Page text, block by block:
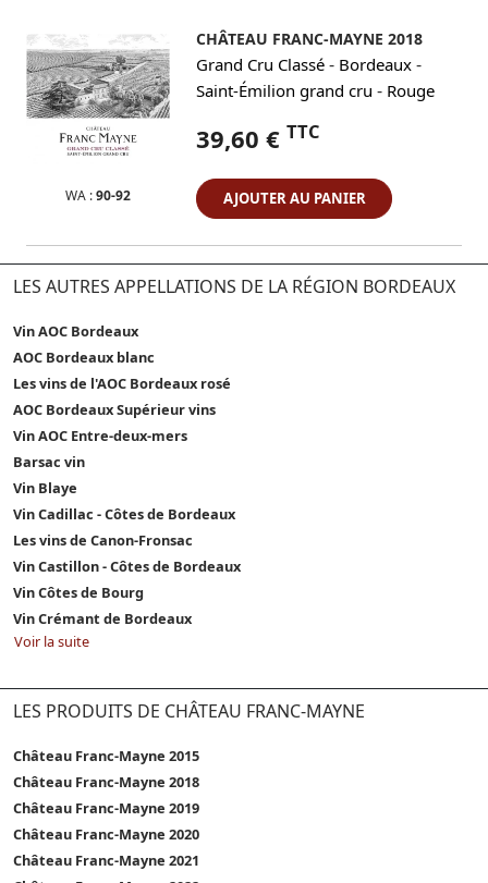
WA :90-92
CHÂTEAU FRANC-MAYNE 2018
Grand Cru Classé - Bordeaux -
Saint-Émilion grand cru - Rouge
39,60 € TTC
AJOUTER AU PANIER
LES AUTRES APPELLATIONS DE LA RÉGION BORDEAUX
Vin AOC Bordeaux
AOC Bordeaux blanc
Les vins de l'AOC Bordeaux rosé
AOC Bordeaux Supérieur vins
Vin AOC Entre-deux-mers
Barsac vin
Vin Blaye
Vin Cadillac - Côtes de Bordeaux
Les vins de Canon-Fronsac
Vin Castillon - Côtes de Bordeaux
Vin Côtes de Bourg
Vin Crémant de Bordeaux
Voir la suite
LES PRODUITS DE CHÂTEAU FRANC-MAYNE
Château Franc-Mayne 2015
Château Franc-Mayne 2018
Château Franc-Mayne 2019
Château Franc-Mayne 2020
Château Franc-Mayne 2021